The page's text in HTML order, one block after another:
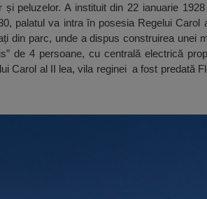
peluzelor. A instituit din 22 ianuarie
palatul va intra în posesia Regelui Carol
din parc, unde a dispus construirea unei
de 4 persoane, cu centrală electrică
Carol al II lea, vila reginei a fost predată